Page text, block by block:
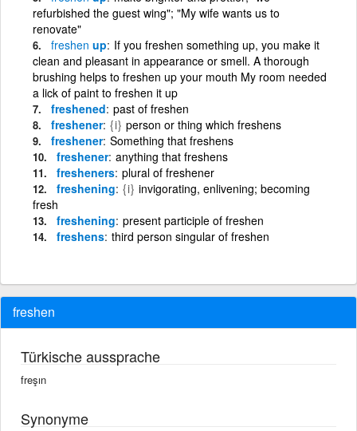
refurbished the guest wing"; "My wife wants us to
renovate"
freshen up If you freshen something up, you make it
clean and pleasant in appearance or smell. A thorough
brushing helps to freshen up your mouth My room needed
a lick of paint to freshen it up
freshened past of freshen
freshener {i} person or thing which freshens
freshener Something that freshens
freshener anything that freshens
fresheners plural of freshener
freshening {i} invigorating, enlivening; becoming
fresh
freshening present participle of freshen
freshens third person singular of freshen
freshen
Türkische aussprache
freşın
Synonyme